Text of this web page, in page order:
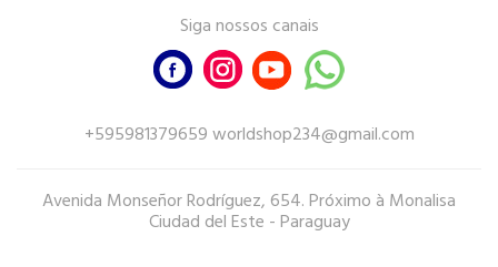
Siga nossos canais
+595981379659 worldshop234@gmail.com
Avenida Monseñor Rodríguez, 654. Próximo à Monalisa
Ciudad del Este - Paraguay